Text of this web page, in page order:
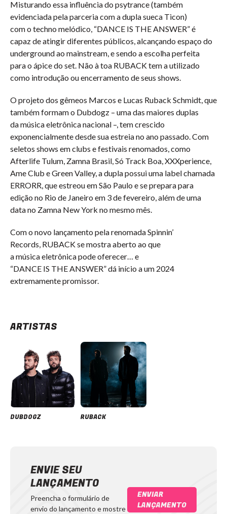
Misturando essa influência do psytrance (também
evidenciada pela parceria com a dupla sueca Ticon)
com o techno melódico, “DANCE IS THE ANSWER” é
capaz de atingir diferentes públicos, alcançando espaço do
underground ao mainstream, e sendo a escolha perfeita
para o ápice do set. Não à toa RUBACK tem a utilizado
como introdução ou encerramento de seus shows.
O projeto dos gêmeos Marcos e Lucas Ruback Schmidt, que
também formam o Dubdogz – uma das maiores duplas
da música eletrônica nacional –, tem crescido
exponencialmente desde sua estreia no ano passado. Com
seletos shows em clubs e festivais renomados, como
Afterlife Tulum, Zamna Brasil, Só Track Boa, XXXperience,
Ame Club e Green Valley, a dupla possui uma label chamada
ERRORR, que estreou em São Paulo e se prepara para
edição no Rio de Janeiro em 3 de fevereiro, além de uma
data no Zamna New York no mesmo mês.
Com o novo lançamento pela renomada Spinnin’
Records, RUBACK se mostra aberto ao que
a música eletrônica pode oferecer… e
“DANCE IS THE ANSWER” dá início a um 2024
extremamente promissor.
ARTISTAS
DUBDOGZ RUBACK
ENVIE SEU
LANÇAMENTO
Preencha o formulário de
envio do lançamento e mostre
ENVIAR
LANÇAMENTO